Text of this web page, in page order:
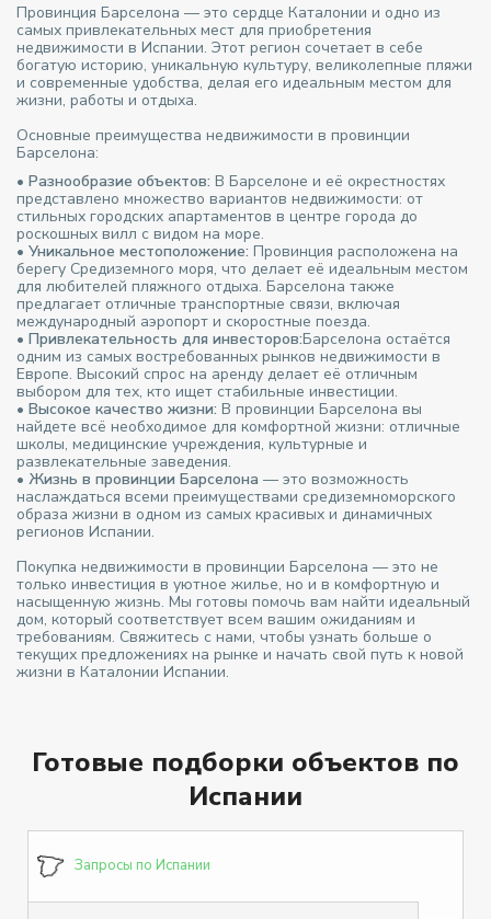
Провинция Барселона — это сердце Каталонии и одно из
самых привлекательных мест для приобретения
недвижимости в Испании. Этот регион сочетает в себе
богатую историю, уникальную культуру, великолепные пляжи
и современные удобства, делая его идеальным местом для
жизни, работы и отдыха.
Основные преимущества недвижимости в провинции
Барселона:
•Разнообразие объектов:В Барселоне и её окрестностях
представлено множество вариантов недвижимости: от
стильных городских апартаментов в центре города до
роскошных вилл с видом на море.
•Уникальное местоположение:Провинция расположена на
берегу Средиземного моря, что делает её идеальным местом
для любителей пляжного отдыха. Барселона также
предлагает отличные транспортные связи, включая
международный аэропорт и скоростные поезда.
•Привлекательность для инвесторов:Барселона остаётся
одним из самых востребованных рынков недвижимости в
Европе. Высокий спрос на аренду делает её отличным
выбором для тех, кто ищет стабильные инвестиции.
•Высокое качество жизни:В провинции Барселона вы
найдете всё необходимое для комфортной жизни: отличные
школы, медицинские учреждения, культурные и
развлекательные заведения.
•Жизнь в провинции Барселона — это возможность
наслаждаться всеми преимуществами средиземноморского
образа жизни в одном из самых красивых и динамичных
регионов Испании.
Покупка недвижимости в провинции Барселона — это не
только инвестиция в уютное жилье, но и в комфортную и
насыщенную жизнь. Мы готовы помочь вам найти идеальный
дом, который соответствует всем вашим ожиданиям и
требованиям. Свяжитесь с нами, чтобы узнать больше о
текущих предложениях на рынке и начать свой путь к новой
жизни в Каталонии Испании.
Готовые подборки объектов по
Испании
Запросы по Испании